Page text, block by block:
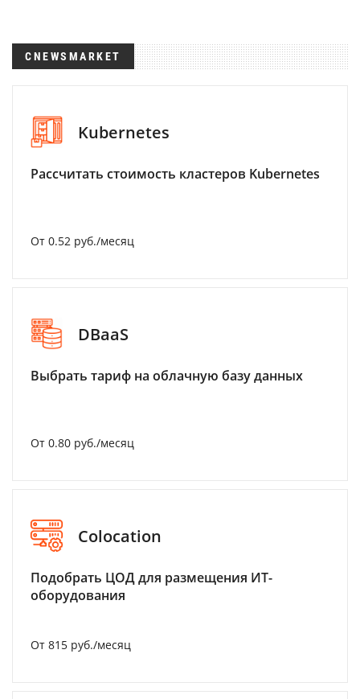
CNEWSMARKET
Kubernetes
Рассчитать стоимость кластеров Kubernetes
От 0.52 руб./месяц
DBaaS
Выбрать тариф на облачную базу данных
От 0.80 руб./месяц
Colocation
Подобрать ЦОД для размещения ИТ-
оборудования
От 815 руб./месяц